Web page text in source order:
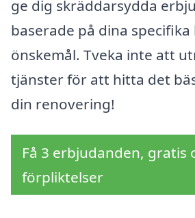
ge dig skräddarsydda
baserade på dina
önskemål. Tveka inte att
tjänster för att hitta det
din renovering!
Få 3 erbjudanden, gratis
förpliktelser